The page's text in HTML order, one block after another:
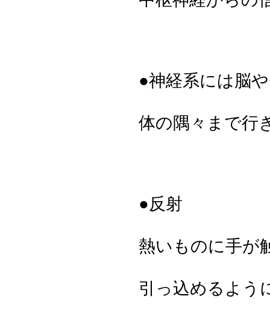
●神経系には脳
体の隅々まで行
●反射
熱いものに手が
引っ込めるよう